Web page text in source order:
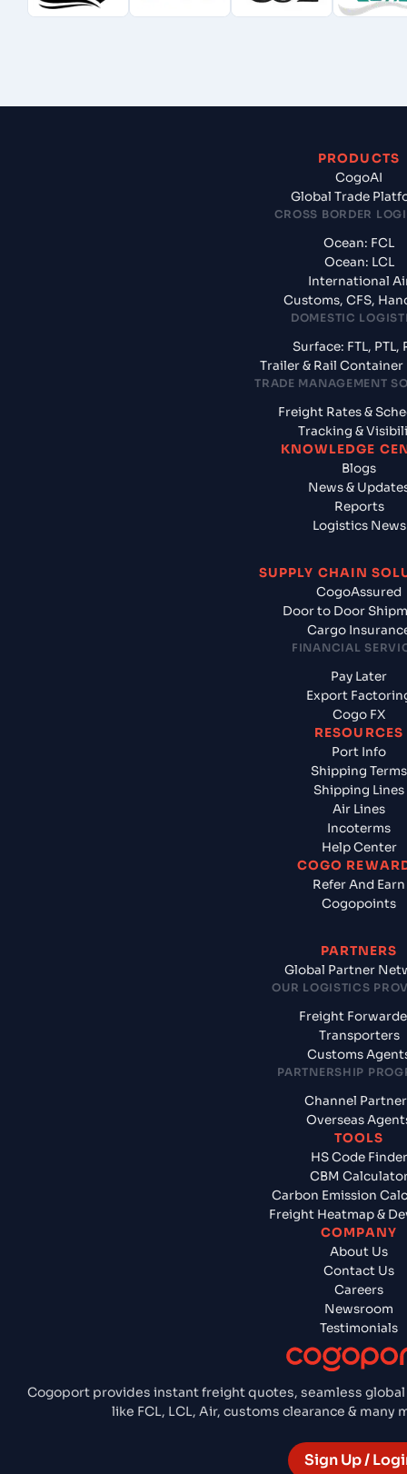
Cogoport provides instant freight quotes, seamless
like FCL, LCL, Air, customs clearance &
Sign Up /
PRODUCTS
CogoAI
Global Trade
CROSS BORDER
Ocean: FCL
Ocean: LCL
International
Customs, CFS,
DOMESTIC
Surface: FTL, PTL,
Trailer & Rail Container
TRADE MANAGEMENT
Freight Rates &
Tracking &
KNOWLEDGE
Blogs
News &
Reports
Logistics News
SUPPLY CHAIN
CogoAssured
Door to Door
Cargo
FINANCIAL
Pay Later
Export
Cogo FX
RESOURCES
Port Info
Shipping Terms
Shipping Lines
Air Lines
Incoterms
Help Center
COGO
Refer And Earn
Cogopoints
PARTNERS
Global Partner
OUR LOGISTICS
Freight
Transporters
Customs
PARTNERSHIP
Channel
Overseas
TOOLS
HS Code Finder
CBM
Carbon Emission
Freight Heatmap &
COMPANY
About Us
Contact Us
Careers
Newsroom
Testimonials